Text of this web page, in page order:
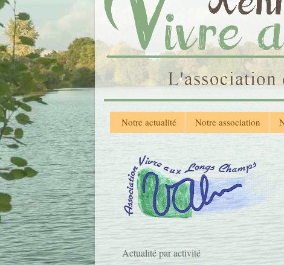
Notre actualité Notre association
Actualité par activité